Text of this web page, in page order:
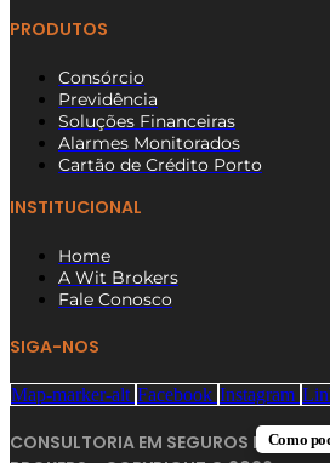
PRODUTOS
Consórcio
Previdência
Soluções Financeiras
Alarmes Monitorados
Cartão de Crédito Porto
INSTITUCIONAL
Home
A Wit Brokers
Fale Conosco
SIGA-NOS
Map-marker-alt Facebook Instagram
CONSULTORIA EM SEGUROS NAComo